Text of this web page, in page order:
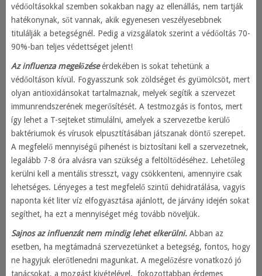
védőoltásokkal szemben sokakban nagy az ellenállás, nem tartják
hatékonynak, sőt vannak, akik egyenesen veszélyesebbnek
titulálják a betegségnél. Pedig a vizsgálatok szerint a védőoltás 70-
90%-ban teljes védettséget jelent!
Az influenza megelőzéseérdekében is sokat tehetünk a
védőoltáson kívül. Fogyasszunk sok zöldséget és gyümölcsöt, mert
olyan antioxidánsokat tartalmaznak, melyek segítik a szervezet
immunrendszerének megerősítését. A testmozgás is fontos, mert
így lehet a T-sejteket stimulálni, amelyek a szervezetbe kerülő
baktériumok és vírusok elpusztításában játszanak döntő szerepet.
A megfelelő mennyiségű pihenést is biztosítani kell a szervezetnek,
legalább 7-8 óra alvásra van szükség a feltöltődéséhez. Lehetőleg
kerülni kell a mentális stresszt, vagy csökkenteni, amennyire csak
lehetséges. Lényeges a test megfelelő szintű dehidratálása, vagyis
naponta két liter víz elfogyasztása ajánlott, de járvány idején sokat
segíthet, ha ezt a mennyiséget még tovább növeljük.
Sajnos az influenzát nem mindig lehet elkerülni.Abban az
esetben, ha megtámadná szervezetünket a betegség, fontos, hogy
ne hagyjuk elerőtlenedni magunkat. A megelőzésre vonatkozó jó
tanácsokat, a mozgást kivételével, fokozottabban érdemes